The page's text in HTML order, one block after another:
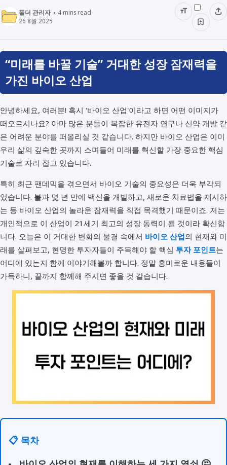
폴더 관리자 4mins read
26 8월 2025
“미래를 바꿀 기술” 거대한 성장 잠재력을
가진 바이오 산업
안녕하세요, 여러분! 혹시 '바이오 산업'이라고 하면 어떤 이미지가
떠오르시나요? 아마 많은 분들이 복잡한 유전자 연구나 신약 개발 같
은 어려운 분야를 떠올리실 것 같습니다. 하지만 바이오 산업은 이미
우리 삶의 깊숙한 곳까지 스며들어 미래를 혁신할 가장 중요한 핵심
기술로 자리 잡고 있습니다.
특히 최근 팬데믹을 겪으면서 바이오 기술의 중요성은 더욱 부각되
었습니다. 불과 몇 년 만에 백신을 개발하고, 새로운 치료법을 제시하
는 등 바이오 산업의 놀라운 잠재력을 직접 목격했기 때문이죠. 저는
개인적으로 이 산업이 21세기 최고의 성장 동력이 될 것이라 확신합
니다. 오늘은 이 거대한 변화의 물결 속에서 바이오 산업의 현재와 미
래를 살펴보고, 현명한 투자자들이 주목해야 할 핵심 투자 포인트는
어디에 있는지 함께 이야기해볼까 합니다. 정말 흥미로운 내용들이
가득하니, 끝까지 함께해 주시면 좋을 것 같습니다.
📋 목차